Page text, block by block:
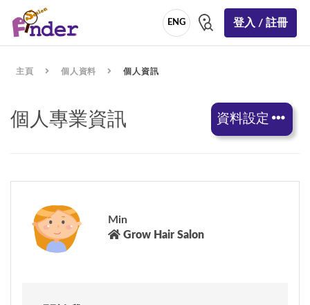
ENG 登入 / 註冊
主頁 個人資料 個人資訊
個人專業資訊 資料設定
Min
Grow Hair Salon